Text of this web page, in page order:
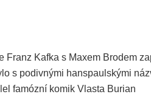
Franz Kafka s Maxem Brodem
s podivnými hanspaulskými
famózní komik Vlasta Burian